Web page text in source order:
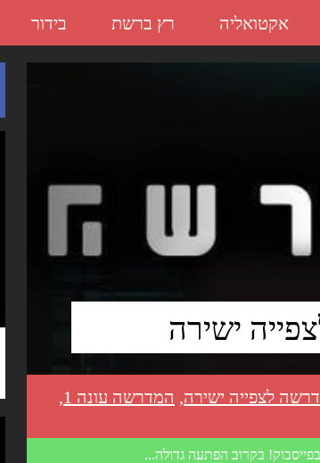
אקטואליה רץ ברשת בידור
לצפייה ישירה, המדרשה עונה 1
,
בקרוב הפתעה גדולה...